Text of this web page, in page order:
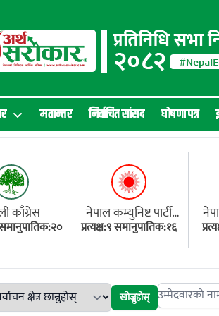
मतान्तर निर्वाचित सांसद घोषणा पत्र
काँग्रेस
समानुपातिक:२०
नेपाल कम्युनिष्ट पार्टी
(एमाले)
प्रत्यक्ष:९ समानुपातिक:१६
खोज्नुहोस् Search